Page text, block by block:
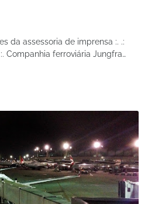
da assessoria de imprensa :. .:
Companhia ferroviária Jungfra…